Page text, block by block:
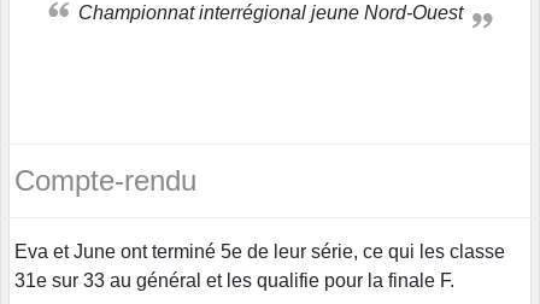
Championnat interrégional jeune Nord-Ouest
Compte-rendu
Eva et June ont terminé 5e de leur série, ce qui les classe
31e sur 33 au général et les qualifie pour la finale F.